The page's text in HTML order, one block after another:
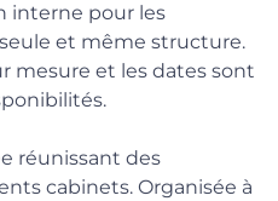
interne pour les
et même structure.
mesure et les dates sont
réunissant des
cabinets. Organisée à